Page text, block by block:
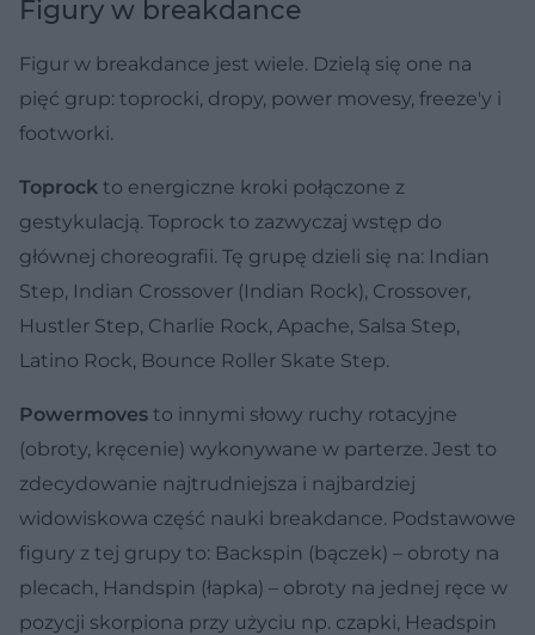
Figury w breakdance
Figur w breakdance jest wiele. Dzielą się one na
pięć grup: toprocki, dropy, power movesy, freeze'y i
footworki.
Toprock to energiczne kroki połączone z
gestykulacją. Toprock to zazwyczaj wstęp do
głównej choreografii. Tę grupę dzieli się na: Indian
Step, Indian Crossover (Indian Rock), Crossover,
Hustler Step, Charlie Rock, Apache, Salsa Step,
Latino Rock, Bounce Roller Skate Step.
Powermoves to innymi słowy ruchy rotacyjne
(obroty, kręcenie) wykonywane w parterze. Jest to
zdecydowanie najtrudniejsza i najbardziej
widowiskowa część nauki breakdance. Podstawowe
figury z tej grupy to: Backspin (bączek) – obroty na
plecach, Handspin (łapka) – obroty na jednej ręce w
pozycji skorpiona przy użyciu np. czapki, Headspin